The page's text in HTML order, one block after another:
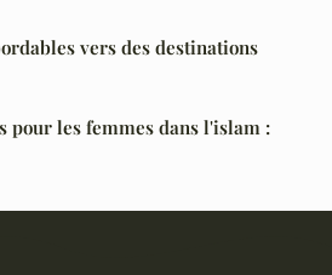
vers des destinations
pour les femmes dans l'islam :